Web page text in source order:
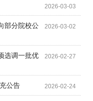
2026-03-03
2026-03-02
部分院校公
2026-02-27
选调一批优
2026-02-24
公告